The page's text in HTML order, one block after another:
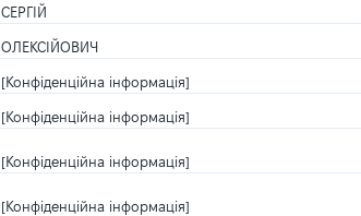
СЕРГІЙ
ОЛЕКСІЙОВИЧ
[Конфіденційна інформація]
[Конфіденційна інформація]
[Конфіденційна інформація]
[Конфіденційна інформація]